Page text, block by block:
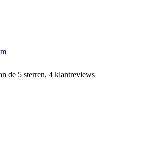
de 5 sterren, 4 klantreviews